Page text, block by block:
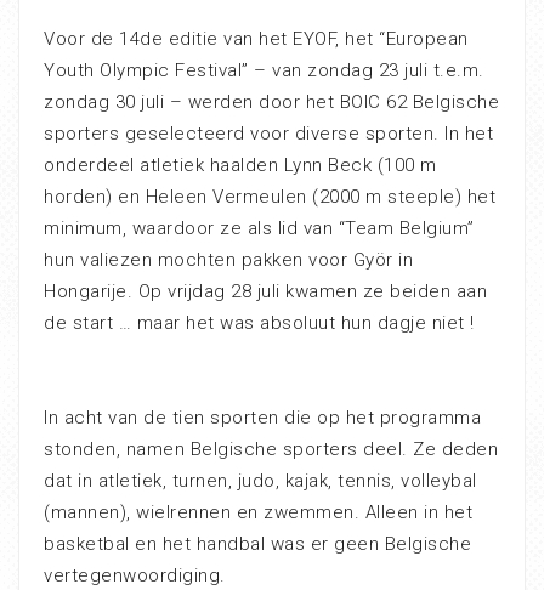
Voor de 14de editie van het EYOF, het “European
Youth Olympic Festival” – van zondag 23 juli t.e.m.
zondag 30 juli – werden door het BOIC 62 Belgische
sporters geselecteerd voor diverse sporten. In het
onderdeel atletiek haalden Lynn Beck (100 m
horden) en Heleen Vermeulen (2000 m steeple) het
minimum, waardoor ze als lid van “Team Belgium”
hun valiezen mochten pakken voor Györ in
Hongarije. Op vrijdag 28 juli kwamen ze beiden aan
de start … maar het was absoluut hun dagje niet !
In acht van de tien sporten die op het programma
stonden, namen Belgische sporters deel. Ze deden
dat in atletiek, turnen, judo, kajak, tennis, volleybal
(mannen), wielrennen en zwemmen. Alleen in het
basketbal en het handbal was er geen Belgische
vertegenwoordiging.